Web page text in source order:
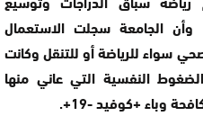
وأن الجامعة سجلت الاستعمال
سواء للرياضة أو للتنقل وكانت
النفسية التي عاني منها
وباء +كوفيد -19+.